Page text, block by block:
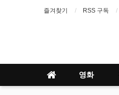
즐겨찾기 RSS 구독
영화